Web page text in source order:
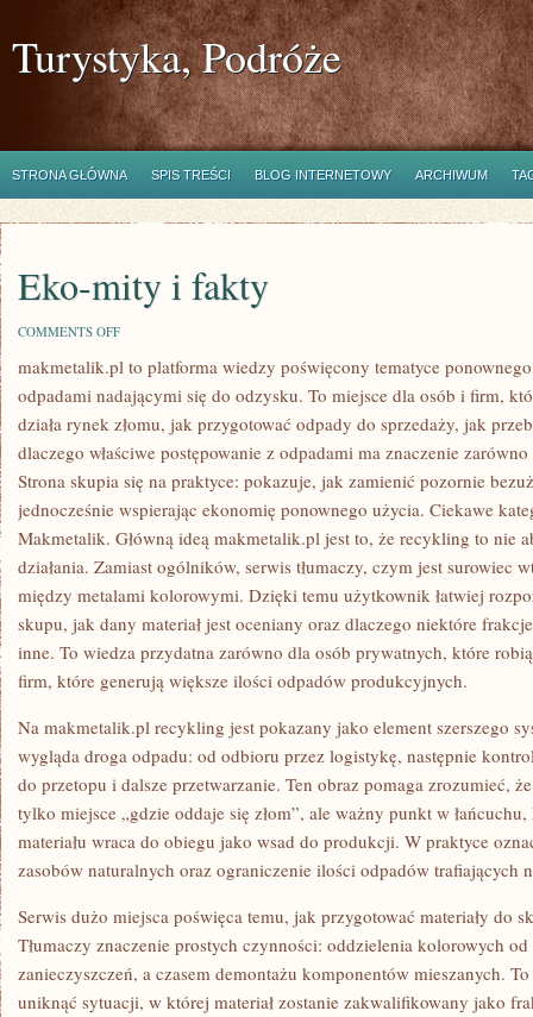
Turystyka, Podróże
STRONA GŁÓWNA SPIS TREŚCI BLOG INTERNETOWY ARCHIWUM
Eko-mity i fakty
COMMENTS OFFON
MITY
FAKTY
makmetalik.pl to platforma wiedzy poświęcony tematyce
odpadami nadającymi się do odzysku. To miejsce dla osób i firm,
działa rynek złomu, jak przygotować odpady do sprzedaży, jak
dlaczego właściwe postępowanie z odpadami ma znaczenie
Strona skupia się na praktyce: pokazuje, jak zamienić pozornie
jednocześnie wspierając ekonomię ponownego użycia. Ciekawe
Makmetalik. Główną ideą makmetalik.pl jest to, że recykling to nie
działania. Zamiast ogólników, serwis tłumaczy, czym jest surowiec
między metalami kolorowymi. Dzięki temu użytkownik łatwiej
skupu, jak dany materiał jest oceniany oraz dlaczego niektóre
inne. To wiedza przydatna zarówno dla osób prywatnych, które
firm, które generują większe ilości odpadów produkcyjnych.
Na makmetalik.pl recykling jest pokazany jako element szerszego
wygląda droga odpadu: od odbioru przez logistykę, następnie
do przetopu i dalsze przetwarzanie. Ten obraz pomaga zrozumieć,
tylko miejsce „gdzie oddaje się złom”, ale ważny punkt w
materiału wraca do obiegu jako wsad do produkcji. W praktyce
zasobów naturalnych oraz ograniczenie ilości odpadów trafiających
Serwis dużo miejsca poświęca temu, jak przygotować materiały do
Tłumaczy znaczenie prostych czynności: oddzielenia kolorowych
zanieczyszczeń, a czasem demontażu komponentów mieszanych.
uniknąć sytuacji, w której materiał zostanie zakwalifikowany jako